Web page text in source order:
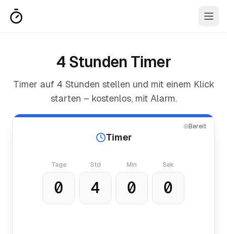
4 Stunden Timer
Timer auf 4 Stunden stellen und mit einem Klick
starten – kostenlos, mit Alarm.
Bereit
Timer
Tage Std Min Sek